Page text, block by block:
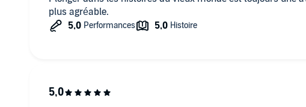
plus agréable.